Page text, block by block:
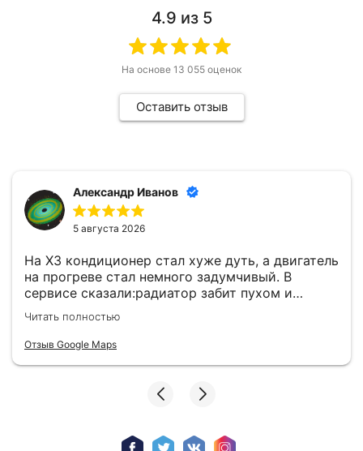
4.9 из 5
На основе 13 055 оценок
Оставить отзыв
Александр Иванов
5 августа 2026
На Х3 кондиционер стал хуже дуть, а двигатель
на прогреве стал немного задумчивый. В
сервисе сказали:радиатор забит пухом и
пылью, это на G01 типичная история,особенно
когда много ездишь по трассе. Сделали
профессиональную мойку радиатора с
Рекомендую юнион как надеждой сервис для
Читать полностью
Отзыв Google Maps